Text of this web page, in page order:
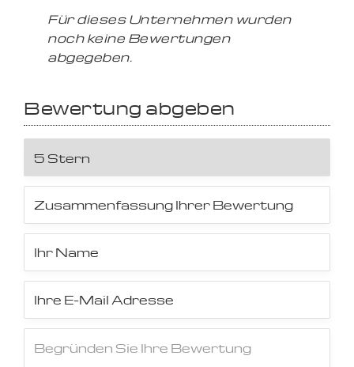
Für dieses Unternehmen wurden
noch keine Bewertungen
abgegeben.
Bewertung abgeben